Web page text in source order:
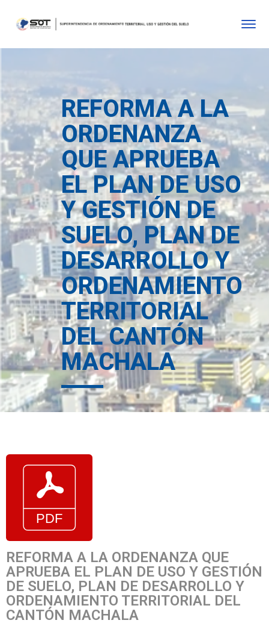
REFORMA A LA
ORDENANZA
QUE APRUEBA
EL PLAN DE USO
Y GESTIÓN DE
SUELO, PLAN DE
DESARROLLO Y
ORDENAMIENTO
TERRITORIAL
DEL CANTÓN
MACHALA
REFORMA A LA ORDENANZA QUE
APRUEBA EL PLAN DE USO Y GESTIÓN
DE SUELO, PLAN DE DESARROLLO Y
ORDENAMIENTO TERRITORIAL DEL
CANTÓN MACHALA